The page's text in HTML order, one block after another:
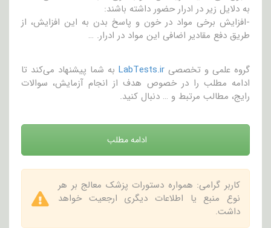
به دلایل زیر در ادرار حضور داشته باشند:
-افزایش برخی مواد در خون و پاسخ بدن به این افزایش، از
طریق دفع مقادیر اضافی این مواد در ادرار. …
گروه علمی و تخصصی LabTests.ir به شما پیشنهاد می‌کند تا
ادامه مطلب را در خصوص هدف از انجام آزمایش، سوالات
رایج، مطالب مرتبط و … دنبال کنید.
ادامه مطلب
کاربر گرامی: همواره دستورات پزشک معالج بر هر
نوع منبع یا اطلاعات دیگری ارجعیت خواهد
داشت.